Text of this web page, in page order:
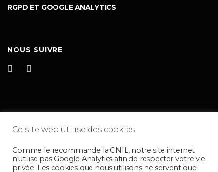
RGPD ET GOOGLE ANALYTICS
NOUS SUIVRE
Ce site web utilise des cookies.
Comme le recommande la CNIL, notre site internet
n'utilise pas Google Analytics afin de respecter votre vie
privée. Les cookies que nous utilisons ne servent que